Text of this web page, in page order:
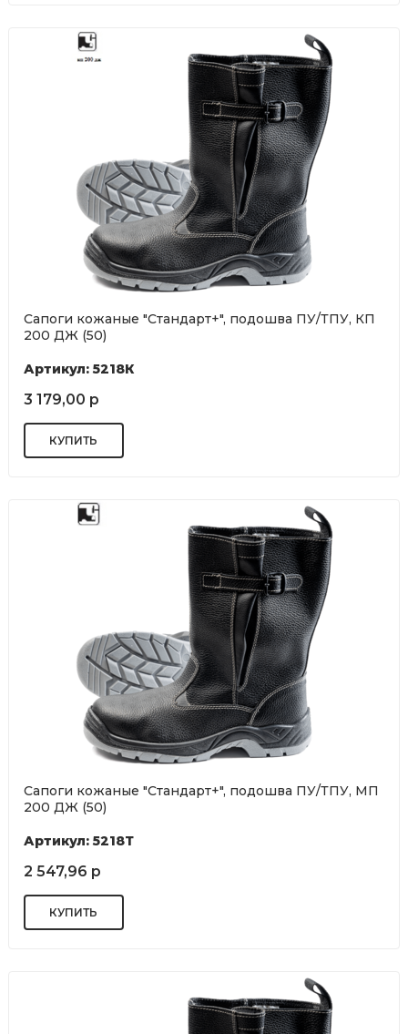
Сапоги кожаные "Стандарт+", подошва ПУ/ТПУ, КП
200 ДЖ (50)
Артикул: 5218К
3 179,00 р
Сапоги кожаные "Стандарт+", подошва ПУ/ТПУ, МП
200 ДЖ (50)
Артикул: 5218Т
2 547,96 р